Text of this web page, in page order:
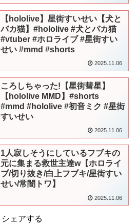
【hololive】星街すいせい【犬と
バカ猫】#hololive #犬とバカ猫
#vtuber #ホロライブ #星街すい
せい #mmd #shorts
2025.11.06
ころしちゃった!【星街彗星】
【hololive MMD】#shorts
#mmd #hololive #初音ミク #星街
すいせい
2025.11.06
1人寂しそうにしているフブキの
元に集まる救世主達w【ホロライ
ブ/切り抜き/白上フブキ/星街すい
せい/常闇トワ】
2025.11.06
シェアする